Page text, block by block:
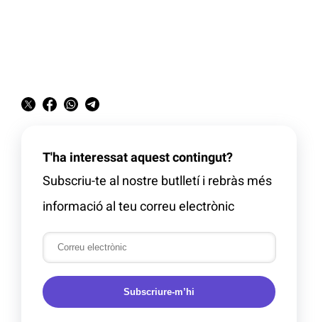
T'ha interessat aquest contingut?
Subscriu-te al nostre butlletí i rebràs més
informació al teu correu electrònic
Subscriure-m’hi